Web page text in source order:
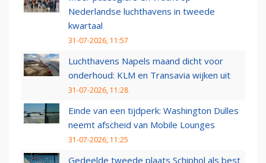
Nederlandse luchthavens in tweede
kwartaal
31-07-2026, 11:57
Luchthavens Napels maand dicht voor
onderhoud: KLM en Transavia wijken uit
31-07-2026, 11:28
Einde van een tijdperk: Washington Dulles
neemt afscheid van Mobile Lounges
31-07-2026, 11:25
Gedeelde tweede plaats Schiphol als best